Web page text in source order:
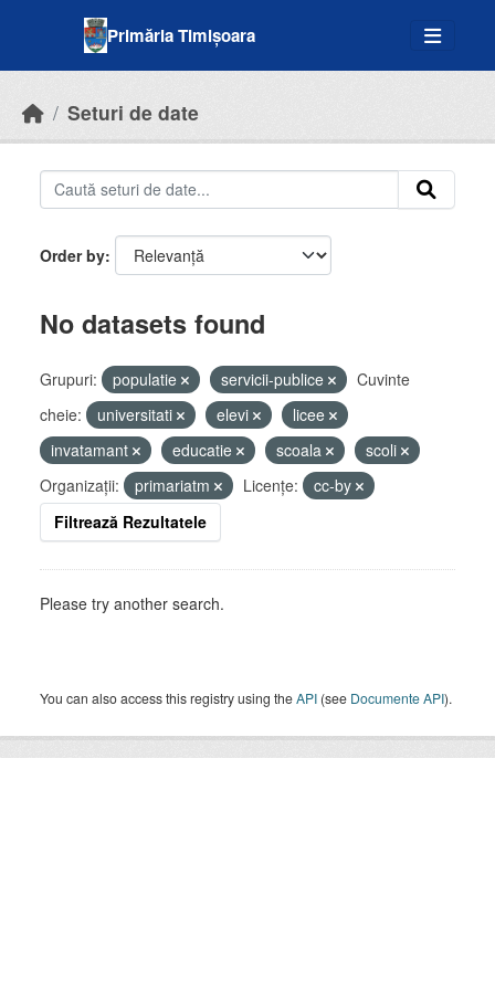
Primăria Timișoara
Seturi de date
Order by
No datasets found
Grupuri: populatie servicii-publice
Cuvinte
cheie:
universitati elevi
licee
invatamant
educatie scoala
scoli
Organizații:
primariatm Licenţe:
cc-by
Filtrează Rezultatele
Please try another search.
You can also access this registry using theAPI (see Documente API).